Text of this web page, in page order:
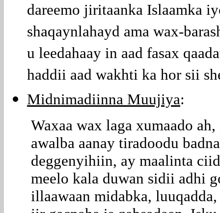
dareemo jiritaanka Islaamka
shaqaynlahayd ama wax-
u leedahaay in aad fasax
haddii aad wakhti ka hor sii
Midnimadiinna Muujiya:
Waxaa wax laga xumaado
awalba aanay tiradoodu
deggenyihiin, ay maalinta
meelo kala duwan sidii adhi
illaawaan midabka,